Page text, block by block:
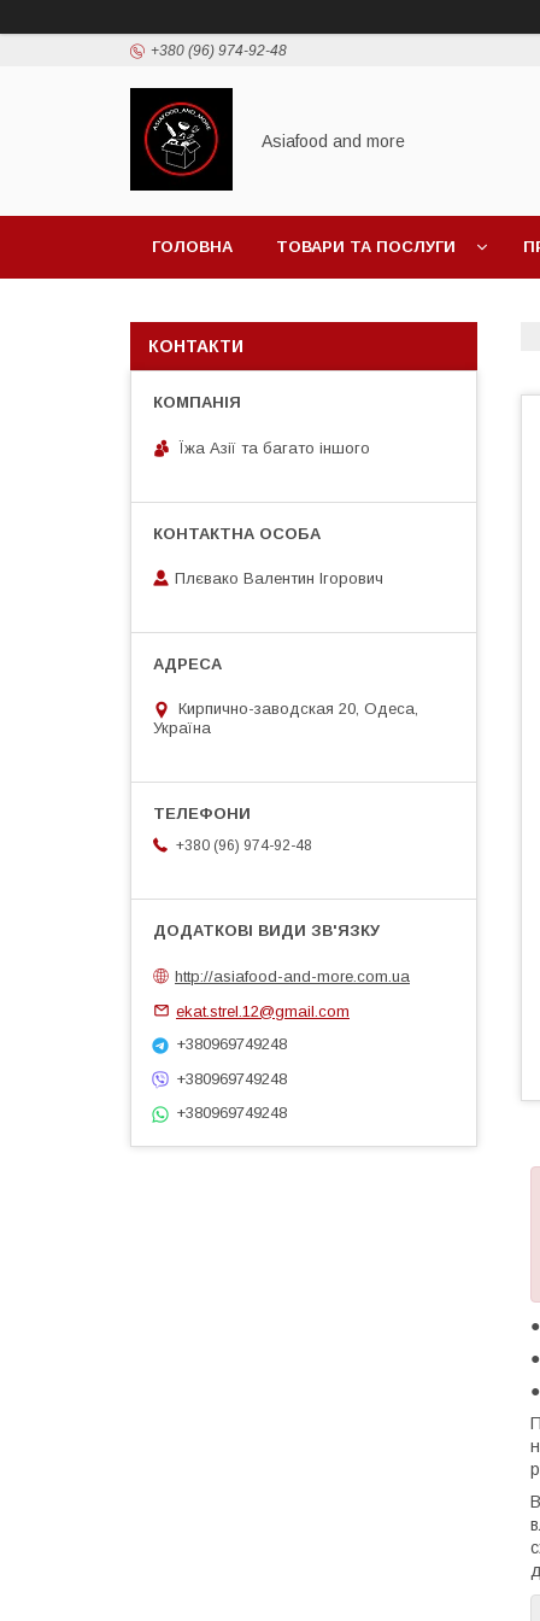
+380 (96) 974-92-48
Asiafood and more
ГОЛОВНА ТОВАРИ ТА ПОСЛУГИ
КОНТАКТИ
Їжа Азії та багато іншого
Плєвако Валентин Ігорович
Кирпично-заводская 20, Одеса,
Україна
+380 (96) 974-92-48
http://asiafood-and-more.com.ua
ekat.strel.12@gmail.com
+380969749248
+380969749248
+380969749248